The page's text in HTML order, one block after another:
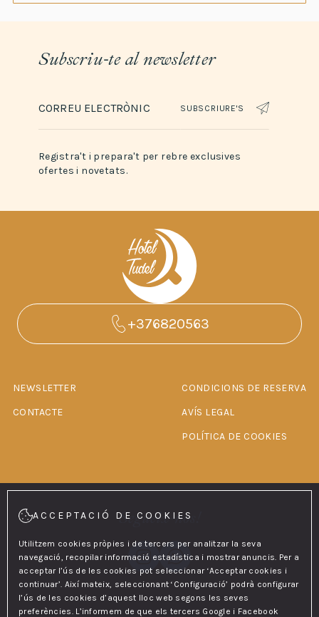
Subscriu-te al newsletter
SUBSCRIURE'S
Registra't i prepara't per rebre exclusives
ofertes i novetats.
+376820563
NEWSLETTER
CONTACTE
CONDICIONS DE RESERVA
AVÍS LEGAL
POLÍTICA DE COOKIES
Segueix-nos!
ACCEPTACIÓ DE COOKIES
Utilitzem cookies pròpies i de tercers per analitzar la seva
navegació, recopilar informació estadística i mostrar anuncis. Per a
acceptar l’ús de les cookies pot seleccionar ‘Acceptar cookies i
continuar’. Així mateix, seleccionant ‘Configuració’ podrà configurar
l’ús de les cookies d’aquest lloc web segons les seves
preferències. L’informem de que els tercers Google i Facebook